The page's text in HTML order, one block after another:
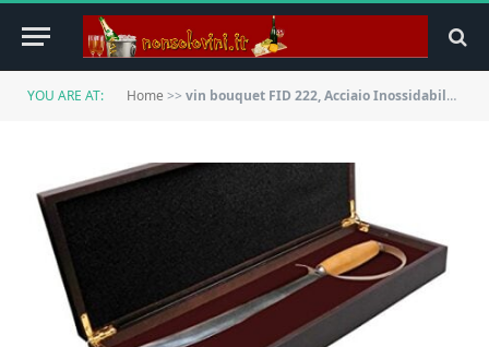
YOU ARE AT: Home >> vin bouquet FID 222, Acciaio Inossidabile, Argento, 47x17x6.5 cm